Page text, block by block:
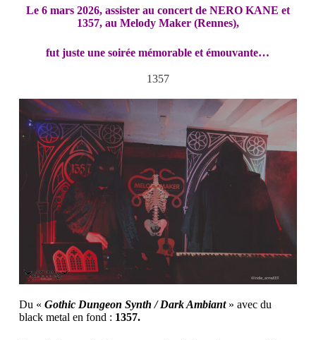
Le 6 mars 2026, assister au concert de NERO KANE et
1357, au Melody Maker (Rennes),
fut juste une soirée mémorable et émouvante…
1357
Du « Gothic Dungeon Synth / Dark Ambiant» avec du
black metal en fond : 1357.